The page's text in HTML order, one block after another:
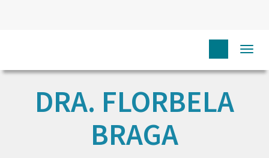
DRA. FLORBELA
BRAGA